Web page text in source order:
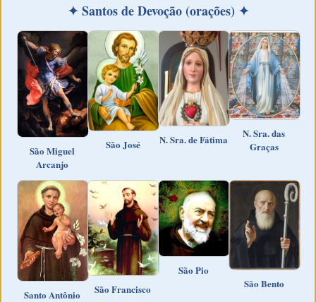
✦ Santos de Devoção (orações) ✦
São Miguel
Arcanjo
São José N. Sra. de Fátima
N. Sra. das
Graças
Santo Antônio São Francisco
São Pio
São Bento